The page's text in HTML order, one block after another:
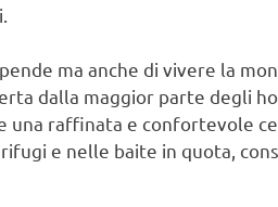
ma anche di vivere la
dalla maggior parte degli
una raffinata e confortevole
e nelle baite in quota,